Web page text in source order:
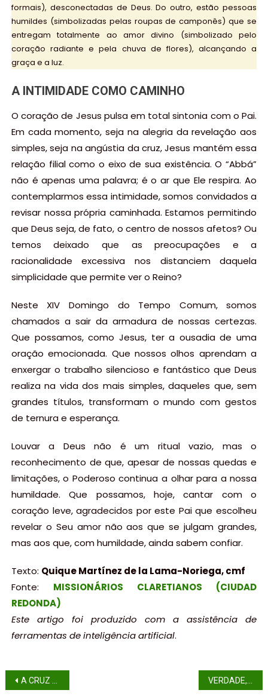
formais), desconectadas de Deus. Do outro, estão pessoas
humildes (simbolizadas pelas roupas de camponês) que se
entregam totalmente ao amor divino (simbolizado pelo
coração radiante e pela chuva de flores), alcançando a
graça e a luz.
A INTIMIDADE COMO CAMINHO
O coração de Jesus pulsa em total sintonia com o Pai.
Em cada momento, seja na alegria da revelação aos
simples, seja na angústia da cruz, Jesus mantém essa
relação filial como o eixo de sua existência. O “Abbá”
não é apenas uma palavra; é o ar que Ele respira. Ao
contemplarmos essa intimidade, somos convidados a
revisar nossa própria caminhada. Estamos permitindo
que Deus seja, de fato, o centro de nossos afetos? Ou
temos deixado que as preocupações e a
racionalidade excessiva nos distanciem daquela
simplicidade que permite ver o Reino?
Neste XIV Domingo do Tempo Comum, somos
chamados a sair da armadura de nossas certezas.
Que possamos, como Jesus, ter a ousadia de uma
oração emocionada. Que nossos olhos aprendam a
enxergar o trabalho silencioso e fantástico que Deus
realiza na vida dos mais simples, daqueles que, sem
grandes títulos, transformam o mundo com gestos
de ternura e esperança.
Louvar a Deus não é um ritual vazio, mas o
reconhecimento de que, apesar de nossas quedas e
limitações, o Poderoso continua a olhar para a nossa
humildade. Que possamos, hoje, cantar com o
coração leve, agradecidos por este Pai que escolheu
revelar o Seu amor não aos que se julgam grandes,
mas aos que, com humildade, ainda sabem confiar.
Texto: Quique Martínez de la Lama-Noriega, cmf
Fonte: MISSIONÁRIOS CLARETIANOS (CIUDAD
REDONDA)
Este artigo foi produzido com a assistência de
ferramentas de inteligência artificial.
A CRUZ QUE NOS CONDUZ À VERDADEIRA VIDA